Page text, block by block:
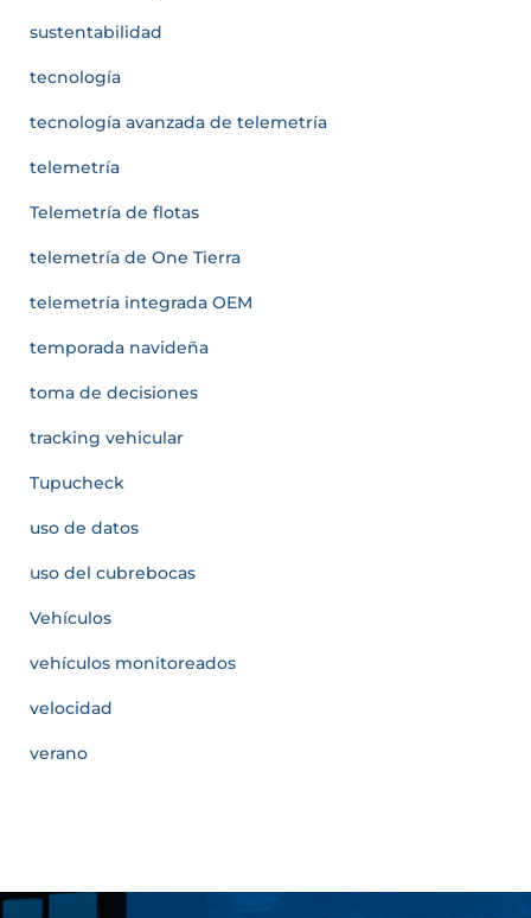
sustentabilidad
tecnología
tecnología avanzada de telemetría
telemetría
Telemetría de flotas
telemetría de One Tierra
telemetría integrada OEM
temporada navideña
toma de decisiones
tracking vehicular
Tupucheck
uso de datos
uso del cubrebocas
Vehículos
vehículos monitoreados
velocidad
verano